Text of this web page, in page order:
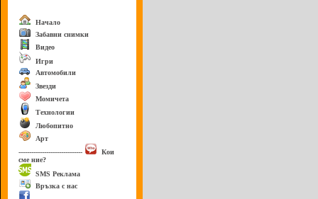
Начало
Забавни снимки
Видео
Игри
Автомобили
Звезди
Момичета
Технологии
Любопитно
Арт
------------------------------
Кои
сме ние?
SMS Реклама
Връзка с нас